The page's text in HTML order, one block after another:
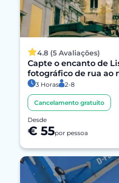
4.8 (5 Avaliações)
Capte o encanto de
fotográfico de rua ao
3 Horas 2-8
Cancelamento gratuito
Desde
€ 55por pessoa